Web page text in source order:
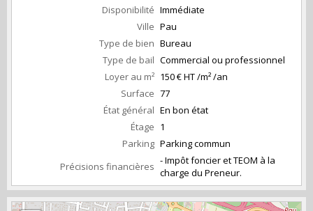
Disponibilité Immédiate
Ville Pau
Type de bien Bureau
Type de bail Commercial ou professionnel
Loyer au m² 150 € HT /m² /an
Surface 77
État général En bon état
Étage 1
Parking Parking commun
Précisions financières - Impôt foncier et TEOM à la
charge du Preneur.